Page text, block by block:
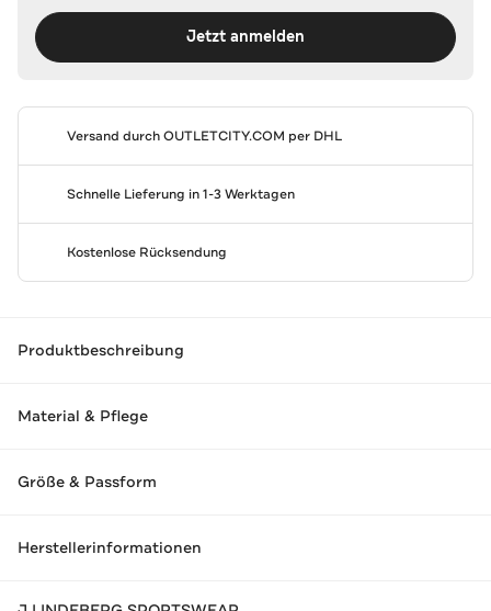
Jetzt anmelden
Versand durchOUTLETCITY.COM per DHL
Schnelle Lieferung in 1-3 Werktagen
Kostenlose Rücksendung
Produktbeschreibung
Material & Pflege
Größe & Passform
Herstellerinformationen